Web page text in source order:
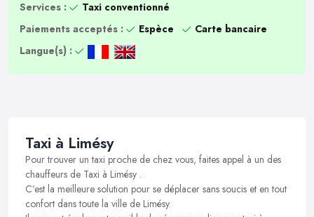
Services :
Taxi conventionné
Paiements acceptés :
Espèce
Carte bancaire
Langue(s) :
Taxi à Limésy
Pour trouver un taxi proche de chez vous, faites appel à un des
chauffeurs de Taxi à Limésy .
C’est la meilleure solution pour se déplacer sans soucis et en tout
confort dans toute la ville de Limésy.